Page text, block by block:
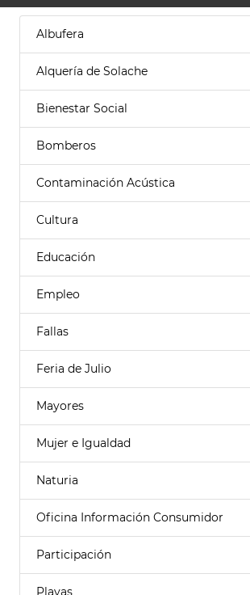
Albufera
Alquería de Solache
Bienestar Social
Bomberos
Contaminación Acústica
Cultura
Educación
Empleo
Fallas
Feria de Julio
Mayores
Mujer e Igualdad
Naturia
Oficina Información Consumidor
Participación
Playas